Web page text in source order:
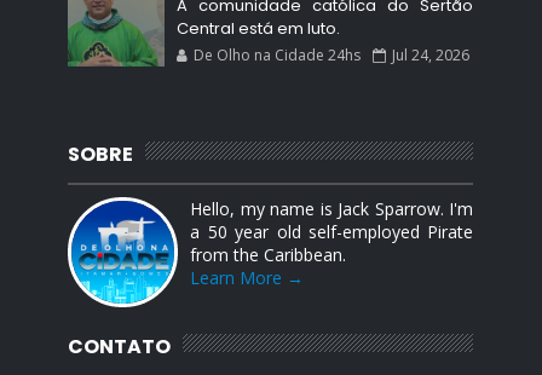
A comunidade católica do Sertão
Central está em luto.
De Olho na Cidade 24hs Jul 24, 2026
SOBRE
Hello, my name is Jack Sparrow. I'm
a 50 year old self-employed Pirate
from the Caribbean.
Learn More →
CONTATO